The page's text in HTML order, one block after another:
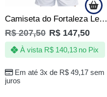
Camiseta do Fortaleza Leão Feroz Azul Celeste Oficial
R$207,50 R$ 147,50
Em até 3x de R$49,17sem
juros
À vista R$140,13 no Pix